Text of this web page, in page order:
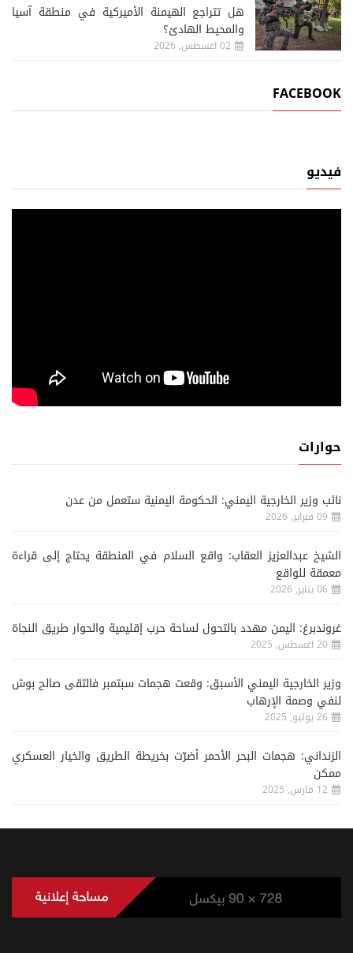
هل تتراجع الهيمنة الأميركية في منطقة آسيا
والمحيط الهادئ؟
02 اغسطس, 2026
FACEBOOK
فيديو
حوارات
نائب وزير الخارجية اليمني: الحكومة اليمنية ستعمل من عدن
09 فبراير, 2026
الشيخ عبدالعزيز العقاب: واقع السلام في المنطقة يحتاج إلى قراءة
معمقة للواقع
06 يناير, 2026
غروندبرغ: اليمن مهدد بالتحول لساحة حرب إقليمية والحوار طريق النجاة
20 اغسطس, 2025
وزير الخارجية اليمني الأسبق: وقعت هجمات سبتمبر فالتقى صالح بوش
لنفي وصمة الإرهاب
26 يوليو, 2025
الزنداني: هجمات البحر الأحمر أضرّت بخريطة الطريق والخيار العسكري
ممكن
12 مارس, 2025